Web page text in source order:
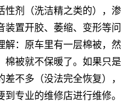
性剂（洗洁精之类的），渗
装置开胶、萎缩、变形等问
解：原车里有一层棉被，然
棉被就不保暖了。如果只是
不多（没法完全恢复），
专业的维修店进行维修。